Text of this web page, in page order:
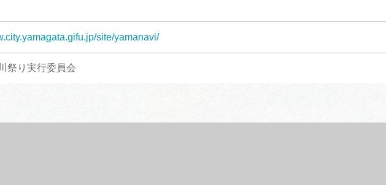
site/yamanavi/
祭り実行委員会